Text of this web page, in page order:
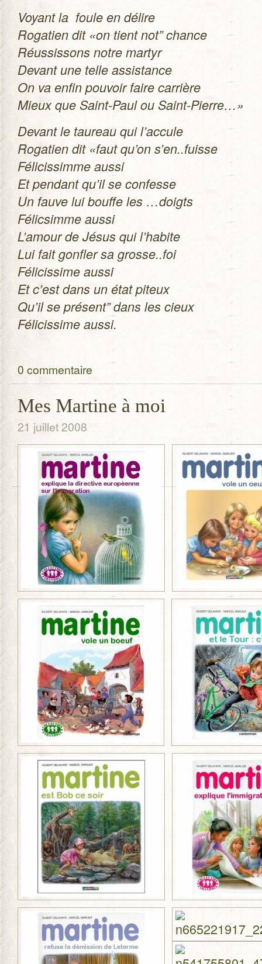
Voyant la foule en délire
Roga­tien dit «on tient not” chance
Réus­sis­sons notre mar­tyr
Devant une telle assis­tance
On va enfin pou­voir faire car­rière
Mieux que Saint-Paul ou Saint-Pierre…»
Devant le tau­reau qui l’accule
Roga­tien dit «faut qu’on s’en..fuisse
Féli­cis­simme aussi
Et pen­dant qu’il se confesse
Un fauve lui bouffe les …doigts
Félic­simme aussi
L’amour de Jésus qui l’habite
Lui fait gon­fler sa grosse..foi
Féli­cis­sime aussi
Et c’est dans un état piteux
Qu’il se pré­sent” dans les cieux
Féli­cis­sime aussi.
0 commentaire
Mes Martine à moi
21 juillet 2008